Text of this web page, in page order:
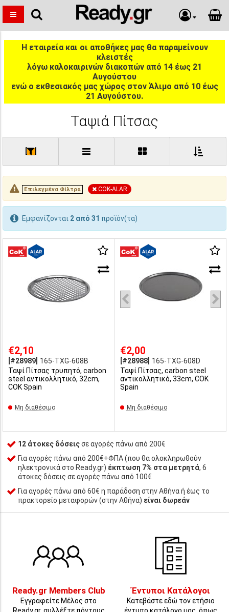
Η εταιρεία και οι αποθήκες μας θα παραμείνουν
κλειστές
λόγω καλοκαιρινών διακοπών από 14 έως 21
Αυγούστου
ενώ ο εκθεσιακός μας χώρος στον Άλιμο από 10 έως
21 Αυγούστου.
Ταψιά Πίτσας
[ ]
Επιλεγμένα Φίλτρα COK-ALAR
Εμφανίζονται 2 από 31 προϊόν(τα)
€2,10
[#28989] 165-TXG-608B
Ταψί Πίτσας τρυπητό, carbon
steel αντικολλητικό, 32cm,
COK Spain
Μη διαθέσιμο
€2,00
[#28988] 165-TXG-608D
Ταψί Πίτσας, carbon steel
αντικολλητικό, 33cm, COK
Spain
Μη διαθέσιμο
12 άτοκες δόσειςσε αγορές πάνω από 200€
Για αγορές πάνω από 200€+ΦΠΑ (που θα ολοκληρωθούν
ηλεκτρονικά στο Ready.gr) έκπτωση 7% στα μετρητά, 6
άτοκες δόσεις σε αγορές πάνω από 100€
Για αγορές πάνω από 60€ η παράδοση στην Αθήνα ή έως το
πρακτορείο μεταφορών (στην Αθήνα) είναι δωρεάν
Ready.gr Members Club
Εγγραφείτε Μέλος στο
Έντυποι Κατάλογοι
Κατεβάστε εδώ τον ετήσιο